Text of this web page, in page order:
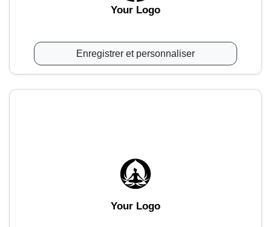
Your Logo
Enregistrer et personnaliser
Your Logo